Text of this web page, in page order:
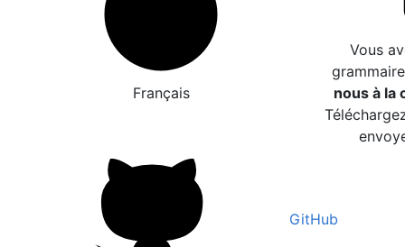
Français
Vous
nous à la
GitHub